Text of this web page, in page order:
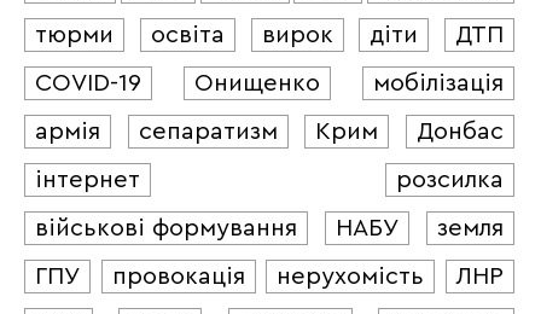
тюрми
освіта вирок діти
ДТП
COVID-19
Онищенко
мобілізація
армія
сепаратизм Крим
Донбас
інтернет
розсилка
військові формування
НАБУ
земля
ГПУ
провокація нерухомість
ЛНР